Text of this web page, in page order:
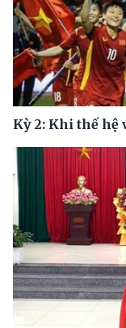
Kỳ 2: Khi thế